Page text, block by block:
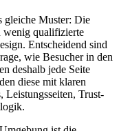
gleiche Muster: Die
wenig qualifizierte
Entscheidend sind
wie Besucher in den
deshalb jede Seite
diese mit klaren
Leistungsseiten, Trust-